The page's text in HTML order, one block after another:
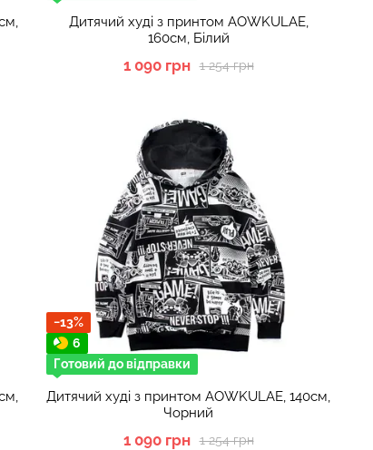
Дитячий худі з принтом AOWKULAE,
160см, Білий
1 254 грн
1 090 грн
−13%
6
Готовий до відправки
Дитячий худі з принтом AOWKULAE, 140см,
Чорний
1 254 грн
1 090 грн